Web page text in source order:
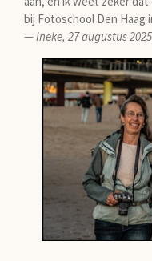
bij Fotoschool Den Haag
—Ineke, 27 augustus 2025